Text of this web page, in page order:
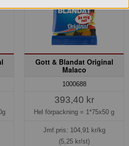
Gott & Blandat Original
Malaco
1000688
393,40 kr
Hel förpackning = 1*75x50 g
Jmf.pris: 104,91 kr/kg
(5,25 kr/st)